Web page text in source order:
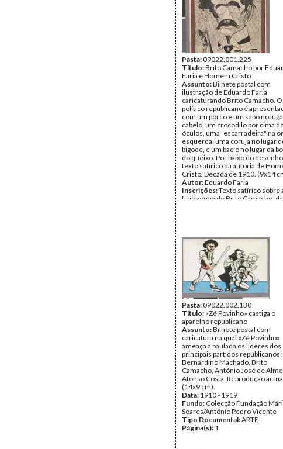
Pasta:09022.001.225
Título:Brito Camacho por
Faria e Homem Cristo
Assunto:Bilhete postal com
ilustração de Eduardo Faria
caricaturando Brito Camacho. O
político republicano é
com um porco e um sapo no
cabelo, um crocodilo por cima
óculos, uma "escarradeira" na
esquerda, uma coruja no lugar
bigode, e um bacio no lugar da
do queixo. Por baixo do
texto satírico da autoria de
Cristo. Década de 1910. (9x14
Autor:Eduardo Faria
Inscrições:Texto satírico sobre
fisionomia de Brito Camacho, da
Colecção Fundação
Tipo Documental:ARTE
Página(s):1
Pasta:09022.002.130
Título: «Zé Povinho» castiga o
aparelho republicano
Assunto:Bilhete postal com
caricatura na qual «Zé Povinho»
ameaça à paulada os líderes dos
principais partidos republicanos:
Bernardino Machado, Brito
Camacho, António José de
Afonso Costa. Reprodução
(14x9 cm).
Data: 1910 - 1919
Fundo: Colecção Fundação
Soares/António Pedro Vicente
Tipo Documental:ARTE
Página(s): 1